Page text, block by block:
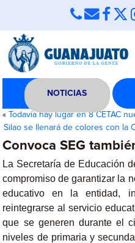
NOTICIAS
«
Todavía hay lugar en 8 CETAC
Silao se llenará de colores con la
Convoca SEG
La Secretaría de Educación
compromiso de garantizar la
educativo en la entidad,
reintegrarse al servicio
que se generen durante el
niveles de primaria y